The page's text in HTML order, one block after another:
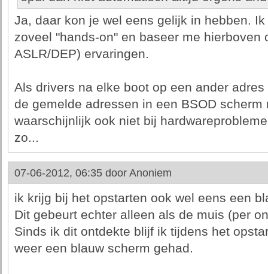
Ja, daar kon je wel eens gelijk in hebben.
zoveel "hands-on" en baseer me hierboven
ASLR/DEP) ervaringen.
Als drivers na elke boot op een ander
de gemelde adressen in een BSOD
waarschijnlijk ook niet bij
zo...
07-06-2012, 06:35 door Anoniem
ik krijg bij het opstarten ook wel eens een
Dit gebeurt echter alleen als de muis (per
Sinds ik dit ontdekte blijf ik tijdens het
weer een blauw scherm gehad.